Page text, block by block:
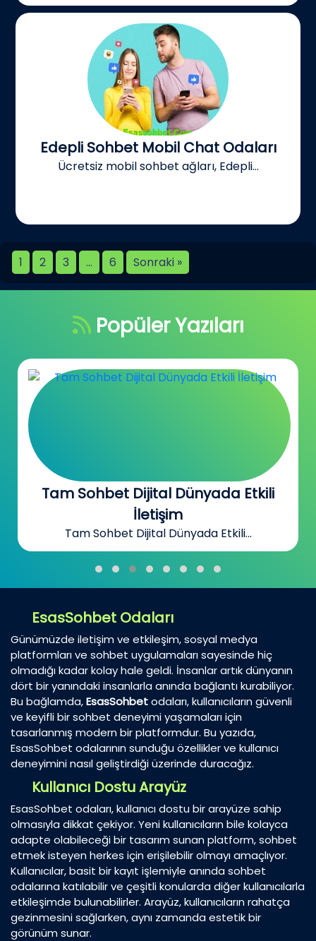
Edepli Sohbet Mobil Chat Odaları
Ücretsiz mobil sohbet ağları, Edepli...
1 2 3 … 6 Sonraki »
Popüler Yazıları
Tam Sohbet Dijital Dünyada Etkili
İletişim
Tam Sohbet Dijital Dünyada Etkili...
EsasSohbet Odaları
Günümüzde iletişim ve etkileşim, sosyal medya
platformları ve sohbet uygulamaları sayesinde hiç
olmadığı kadar kolay hale geldi. İnsanlar artık dünyanın
dört bir yanındaki insanlarla anında bağlantı kurabiliyor.
Bu bağlamda,EsasSohbetodaları, kullanıcıların güvenli
ve keyifli bir sohbet deneyimi yaşamaları için
tasarlanmış modern bir platformdur. Bu yazıda,
EsasSohbet odalarının sunduğu özellikler ve kullanıcı
deneyimini nasıl geliştirdiği üzerinde duracağız.
Kullanıcı Dostu Arayüz
EsasSohbet odaları, kullanıcı dostu bir arayüze sahip
olmasıyla dikkat çekiyor. Yeni kullanıcıların bile kolayca
adapte olabileceği bir tasarım sunan platform, sohbet
etmek isteyen herkes için erişilebilir olmayı amaçlıyor.
Kullanıcılar, basit bir kayıt işlemiyle anında sohbet
odalarına katılabilir ve çeşitli konularda diğer kullanıcılarla
etkileşimde bulunabilirler. Arayüz, kullanıcıların rahatça
gezinmesini sağlarken, aynı zamanda estetik bir
görünüm sunar.